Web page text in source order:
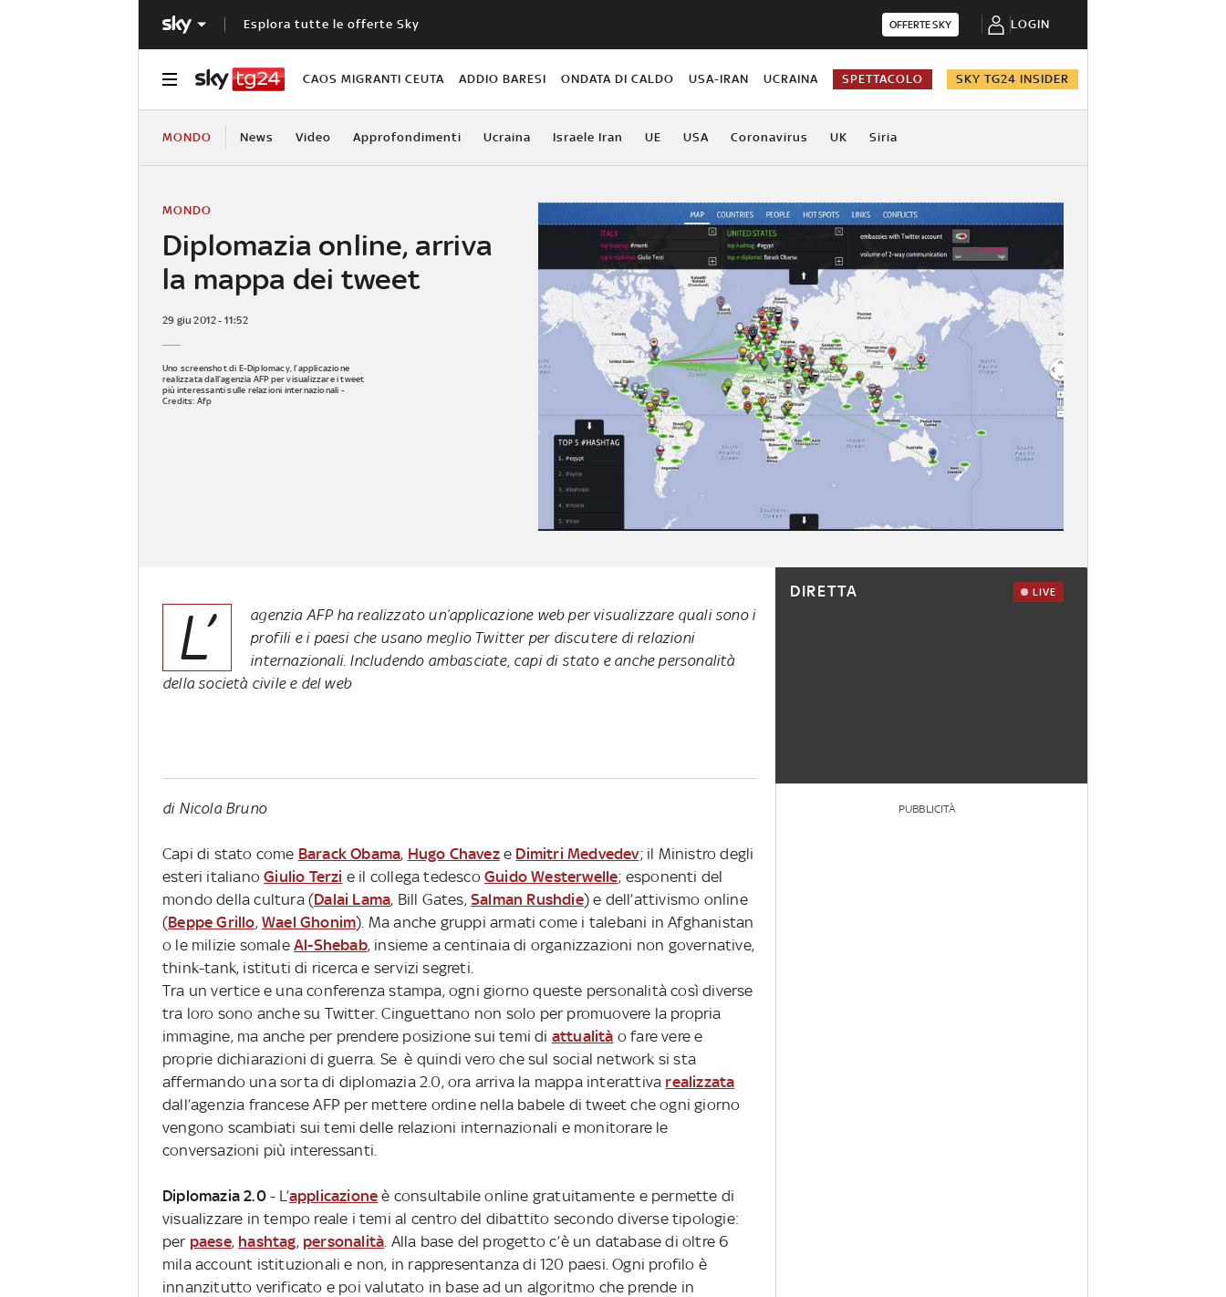
Esplora tutte le offerte Sky OFFERTE SKY LOGIN
CAOS MIGRANTI CEUTA ADDIO BARESI ONDATA DI CALDO USA-IRAN UCRAINA SPETTACOLO SKY TG24 INSIDER
MONDO News Video Approfondimenti Ucraina Israele Iran UE USA Coronavirus UK Siria
Diplomazia online, arriva
la mappa dei tweet
MONDO
29 giu 2012 - 11:52
Uno screenshot di E-Diplomacy, l’applicazione
realizzata dall’agenzia AFP per visualizzare i tweet
più interessanti sulle relazioni internazionali -
Credits: Afp
L’
agenzia AFP ha realizzato un’applicazione web per visualizzare quali sono i
profili e i paesi che usano meglio Twitter per discutere di relazioni
internazionali. Includendo ambasciate, capi di stato e anche personalità
della società civile e del web
di Nicola Bruno
Capi di stato come Barack Obama, Hugo Chaveze Dimitri Medvedev; il Ministro degli
esteri italianoGiulio Terzi e il collega tedesco Guido Westerwelle; esponenti del
mondo della cultura (Dalai Lama, Bill Gates, Salman Rushdie) e dell’attivismo online
(Beppe Grillo, Wael Ghonim). Ma anche gruppi armati come i talebani in Afghanistan
o le milizie somale Al-Shebab, insieme a centinaia di organizzazioni non governative,
think-tank, istituti di ricerca e servizi segreti.
Tra un vertice e una conferenza stampa, ogni giorno queste personalità così diverse
tra loro sono anche su Twitter. Cinguettano non solo per promuovere la propria
immagine, ma anche per prendere posizione sui temi di attualità o fare vere e
proprie dichiarazioni di guerra. Se è quindi vero che sul social network si sta
affermando una sorta di diplomazia 2.0, ora arriva la mappa interattiva realizzata
dall’agenzia francese AFP per mettere ordine nella babele di tweet che ogni giorno
vengono scambiati sui temi delle relazioni internazionali e monitorare le
conversazioni più interessanti.
Diplomazia 2.0- L’applicazione è consultabile online gratuitamente e permette di
visualizzare in tempo reale i temi al centro del dibattito secondo diverse tipologie:
per paese, hashtag, personalità . Alla base del progetto c’è un database di oltre 6
mila account istituzionali e non, in rappresentanza di 120 paesi. Ogni profilo è
innanzitutto verificato e poi valutato in base ad un algoritmo che prende in
DIRETTA LIVE
PUBBLICITÀ